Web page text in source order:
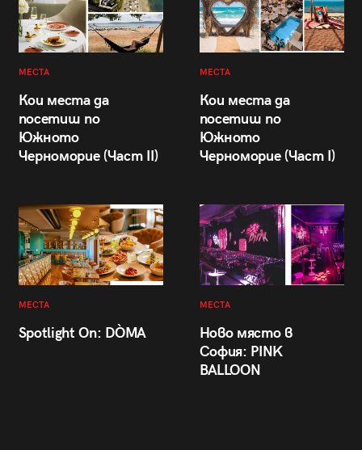
МЕСТА
Кои места да
посетиш по
Южното
Черноморие (Част II)
МЕСТА
Кои места да
посетиш по
Южното
Черноморие (Част I)
МЕСТА
Spotlight On: DÒMA
МЕСТА
Ново място в
София: PINK
BALLOON